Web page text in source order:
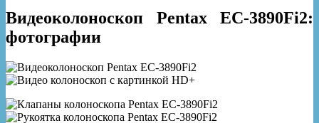
Видеоколоноскоп Pentax EC-3890Fi2:
фотографии